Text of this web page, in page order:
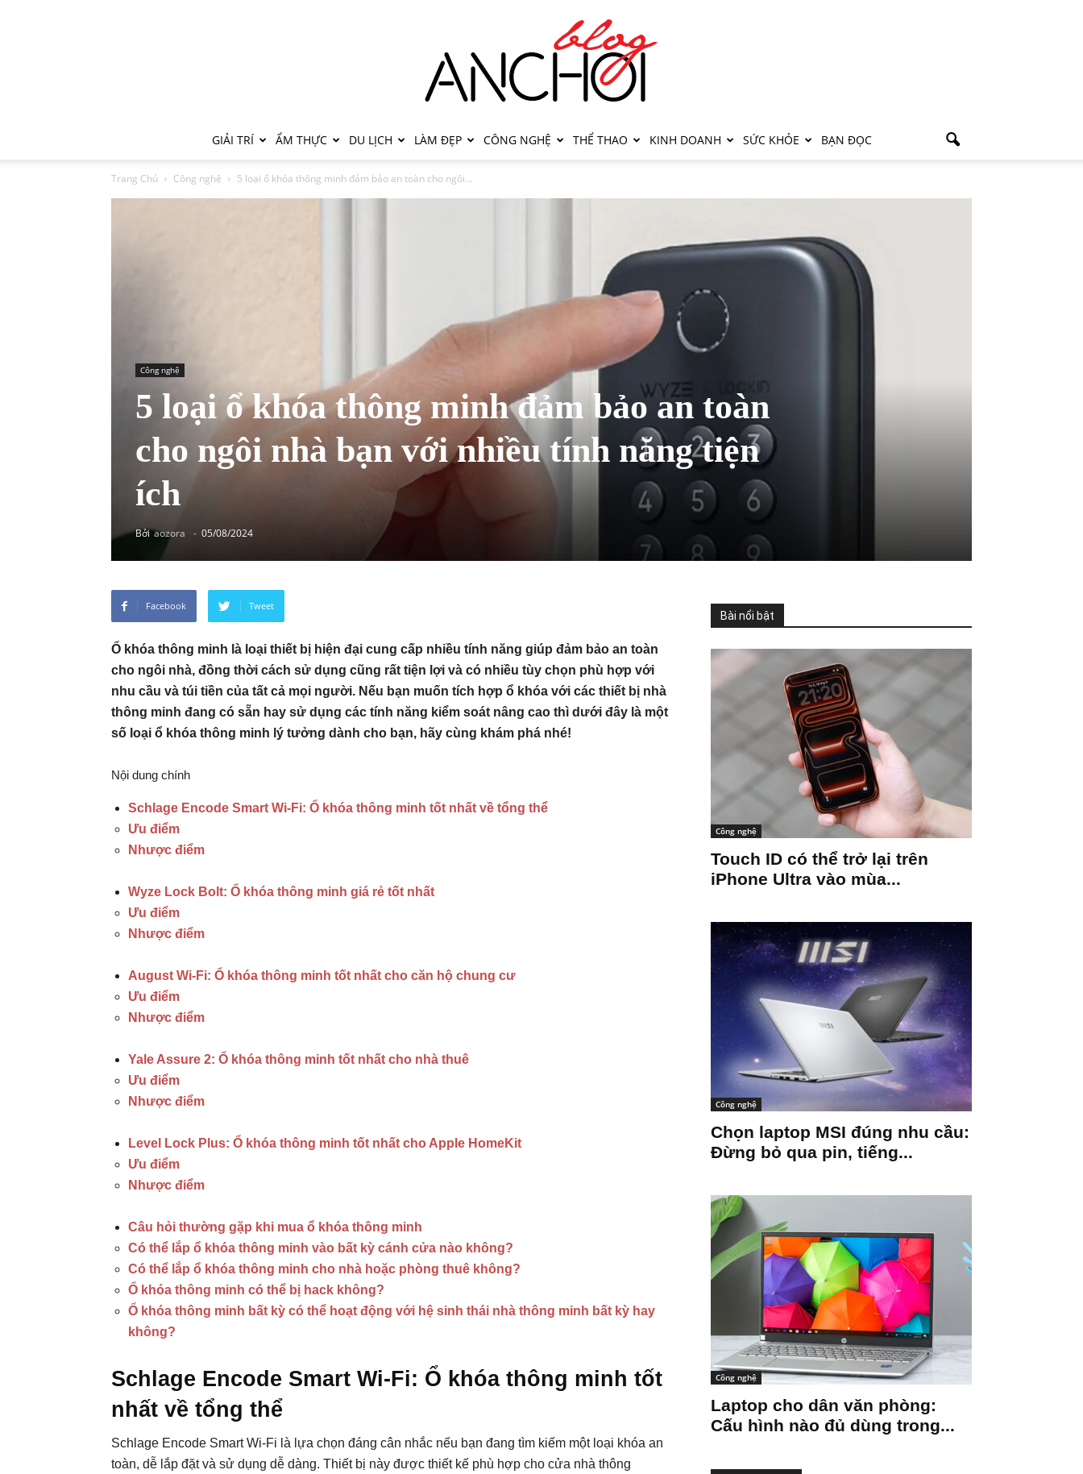
GIẢI TRÍ ẨM THỰC DU LỊCH LÀM ĐẸP CÔNG NGHỆ THỂ THAO KINH DOANH SỨC KHỎE BẠN ĐỌC
Trang Chủ Công nghệ 5 loại ổ khóa thông minh đảm bảo an toàn cho ngôi...
Công nghệ
5 loại ổ khóa thông minh đảm bảo an toàn
cho ngôi nhà bạn với nhiều tính năng tiện
ích
Bởiaozora - 05/08/2024
Facebook Tweet
Ổ khóa thông minh là loại thiết bị hiện đại cung cấp nhiều tính năng giúp đảm bảo an toàn
cho ngôi nhà, đồng thời cách sử dụng cũng rất tiện lợi và có nhiều tùy chọn phù hợp với
nhu cầu và túi tiền của tất cả mọi người. Nếu bạn muốn tích hợp ổ khóa với các thiết bị nhà
thông minh đang có sẵn hay sử dụng các tính năng kiểm soát nâng cao thì dưới đây là một
số loại ổ khóa thông minh lý tưởng dành cho bạn, hãy cùng khám phá nhé!
Nội dung chính
Schlage Encode Smart Wi-Fi: Ổ khóa thông minh tốt nhất về tổng thể
Ưu điểm
Nhược điểm
Wyze Lock Bolt: Ổ khóa thông minh giá rẻ tốt nhất
Ưu điểm
Nhược điểm
August Wi-Fi: Ổ khóa thông minh tốt nhất cho căn hộ chung cư
Ưu điểm
Nhược điểm
Yale Assure 2: Ổ khóa thông minh tốt nhất cho nhà thuê
Ưu điểm
Nhược điểm
Level Lock Plus: Ổ khóa thông minh tốt nhất cho Apple HomeKit
Ưu điểm
Nhược điểm
Câu hỏi thường gặp khi mua ổ khóa thông minh
Có thể lắp ổ khóa thông minh vào bất kỳ cánh cửa nào không?
Có thể lắp ổ khóa thông minh cho nhà hoặc phòng thuê không?
Ổ khóa thông minh có thể bị hack không?
Ổ khóa thông minh bất kỳ có thể hoạt động với hệ sinh thái nhà thông minh bất kỳ hay
không?
Schlage Encode Smart Wi-Fi: Ổ khóa thông minh tốt
nhất về tổng thể
Schlage Encode Smart Wi-Fi là lựa chọn đáng cân nhắc nếu bạn đang tìm kiếm một loại khóa an
toàn, dễ lắp đặt và sử dụng dễ dàng. Thiết bị này được thiết kế phù hợp cho cửa nhà thông
Bài nổi bật
Công nghệ
Touch ID có thể trở lại trên
iPhone Ultra vào mùa...
Công nghệ
Chọn laptop MSI đúng nhu cầu:
Đừng bỏ qua pin, tiếng...
Công nghệ
Laptop cho dân văn phòng:
Cấu hình nào đủ dùng trong...